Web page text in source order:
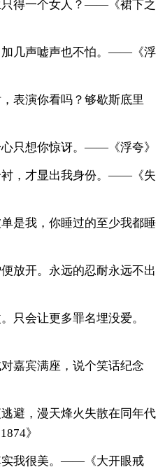
只得一个女人？——《裙下之
加几声嘘声也不怕。——《浮
表演你看吗？够歇斯底里
只想你惊讶。——《浮夸》
衬，才显出我身份。——《失
是我，你睡过的至少我都睡
放开。永远的忍耐永远不出
只会让更多罪名埋没爱。
嘉宾满座，说个笑话纪念
避，漫天烽火失散在同年代
》
实我很美。——《大开眼戒